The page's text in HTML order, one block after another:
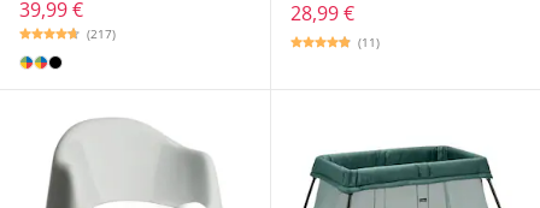
39,99 €
(217)
28,99 €
(11)